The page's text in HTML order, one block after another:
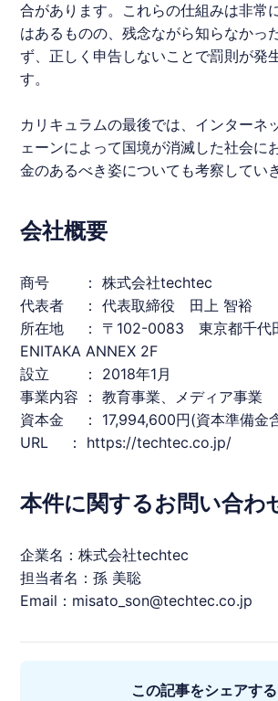
合があります。これらの仕組みは非常
はあるものの、残念ながら知らなかっ
ず、正しく申告しないことで罰則が発
す。
カリキュラムの最後では、インターネ
ェーンによって国境が消滅した社会に
金のあるべき姿についても考察してい
会社概要
商号 ： 株式会社techtec
代表者 ： 代表取締役 田上 智裕
所在地 ： 〒102-0083 東京都千代
ENITAKA ANNEX 2F
設立 ： 2018年1月
事業内容 ： 教育事業、メディア事業
資本金 ： 17,994,600円(資本準備金
URL ：​ https://techtec.co.jp/
本件に関するお問い合わ
企業名：株式会社techtec
担当者名：孫 美聡
Email：misato_son@techtec.co.jp
この記事をシェアする